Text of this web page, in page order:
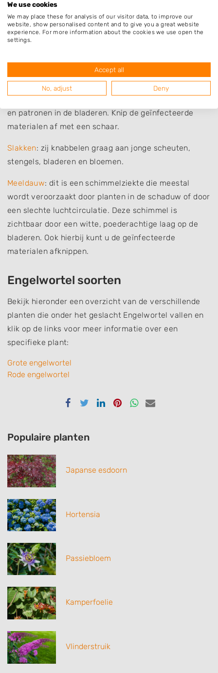
Bladluizen: deze insecten zullen de angelica
verzwakken en virussen verspreiden. U kunt dit in
sommige gevallen wegplukken. Gebruik hiervoor
Mineervliegen: dit zijn larven die zich voeden door
zichzelf door de bladeren te graven. Hierdoor
en patronen in de bladeren. Knip de geïnfecteerde
materialen af met een schaar.
Slakken: zij knabbelen graag aan jonge scheuten,
stengels, bladeren en bloemen.
Meeldauw: dit is een schimmelziekte die meestal
wordt veroorzaakt door planten in de schaduw of door
een slechte luchtcirculatie. Deze schimmel is
zichtbaar door een witte, poederachtige laag op de
bladeren. Ook hierbij kunt u de geïnfecteerde
materialen afknippen.
Engelwortel soorten
Bekijk hieronder een overzicht van de verschillende
planten die onder het geslacht Engelwortel vallen en
klik op de links voor meer informatie over een
specifieke plant:
Grote engelwortel
Rode engelwortel
DelenDelenDelenDelenDelenDelen
Populaire planten
Japanse esdoorn
Hortensia
Passiebloem
Kamperfoelie
Vlinderstruik
We use cookies
We may place these for analysis of our visitor data, to improve our
website, show personalised content and to give you a great website
experience. For more information about the cookies we use open the
settings.
Accept all
No, adjust Deny